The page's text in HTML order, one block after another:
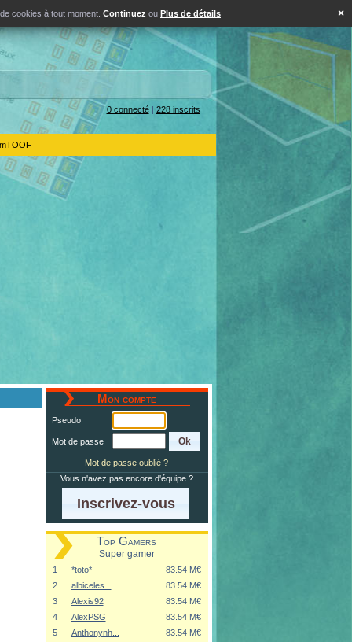
×
cookies à tout moment. Continuez ou Plus de détails
0 connecté| 228 inscrits
Mon compte
Pseudo
Mot de passe
Mot de passe oublié ?
Vous n'avez pas encore d'équipe ?
Inscrivez-vous
Top Gamers
Super gamer
1 *toto*
83.54 M€
2
albiceles...
83.54 M€
3
Alexis92
83.54 M€
4
AlexPSG
83.54 M€
5
Anthonynh...
83.54 M€